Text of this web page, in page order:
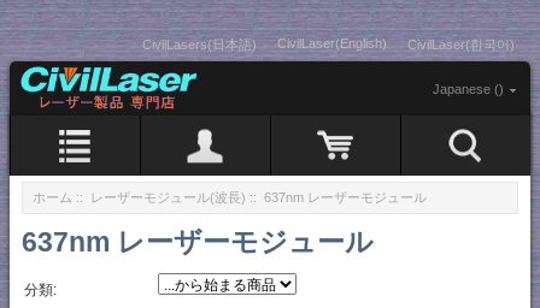
CivilLasers(日本語) CivilLaser(English) CivilLaser(한국어)
Japanese ()
ホーム :: レーザーモジュール(波長) :: 637nm レーザーモジュール
637nm レーザーモジュール
分類: